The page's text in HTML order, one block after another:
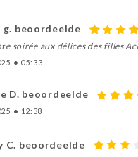
g. beoordeelde
soirée aux délices des filles
• 05:33
D. beoordeelde
• 12:38
C. beoordeelde